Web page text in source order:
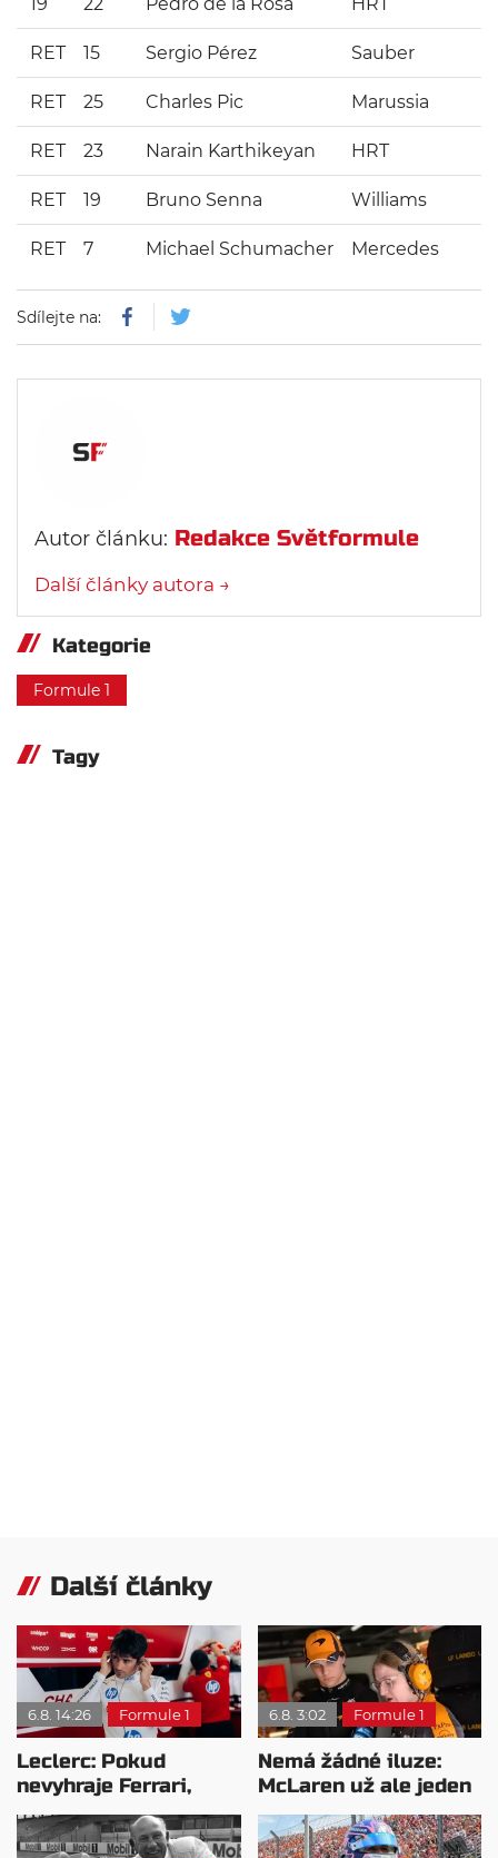
RET 15 Sergio Pérez Sauber
RET 25 Charles Pic Marussia
RET 23 Narain Karthikeyan HRT
RET 19 Bruno Senna Williams
RET 7 Michael Schumacher Mercedes
Sdílejte na:
Autor článku: Redakce Světformule
Další články autora →
Kategorie
Formule 1
Tagy
Další články
6.8. 14:26 Formule 1
Leclerc: Pokud
nevyhraje Ferrari,
přeji titul
Antonellimu
6.8. 3:02 Formule 1
Nemá žádné iluze:
McLaren už ale jeden
návrat ze dna dokázal